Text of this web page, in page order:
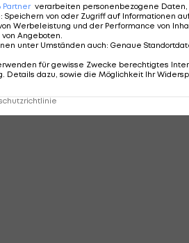
Partner verarbeiten personenbezogene
: Speichern von oder Zugriff auf Informationen
Werbeleistung und der Performance von
Angeboten
unter Umständen auch: Genaue
für gewisse Zwecke berechtigtes
Details dazu, sowie die Möglichkeit Ihr